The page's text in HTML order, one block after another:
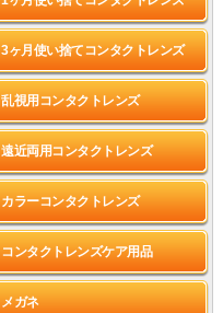
3ヶ月使い捨てコンタクトレンズ
乱視用コンタクトレンズ
遠近両用コンタクトレンズ
カラーコンタクトレンズ
コンタクトレンズケア用品
メガネ